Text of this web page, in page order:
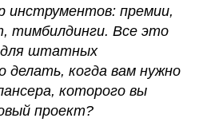
инструментов: премии,
тимбилдинги. Все это
штатных
делать, когда вам нужно
которого вы
проект?